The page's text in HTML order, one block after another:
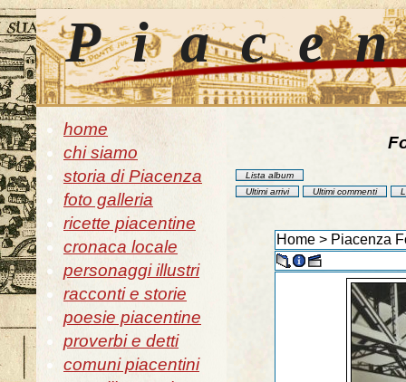
home
chi siamo
storia di Piacenza
foto galleria
ricette piacentine
cronaca locale
personaggi illustri
racconti e storie
poesie piacentine
proverbi e detti
comuni piacentini
Lista album
Ultimi arrivi
Ultimi commenti
Home > Piacenza